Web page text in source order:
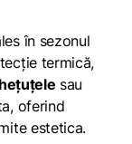
în sezonul
termică,
sau
oferind
estetica.